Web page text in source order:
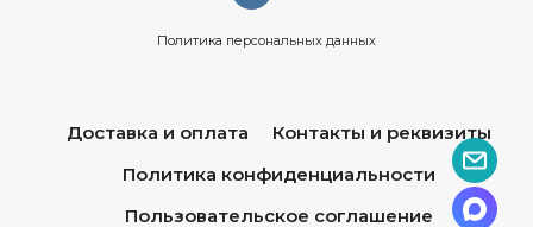
Политика персональных данных
Доставка и оплата
Контакты и реквизиты
Политика конфиденциальности
Пользовательское соглашение